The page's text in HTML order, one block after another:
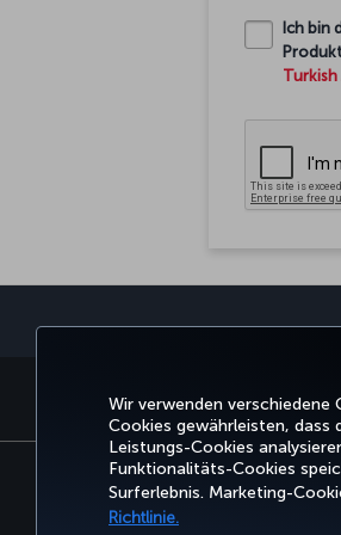
Wir verwenden
Cookies gewährleisten, dass
Leistungs-Cookies
Funktionalitäts-Cookies
Surferlebnis. Marketing-
Richtlinie.
Ich bin
Turkish
BUCHEN UND
Barrierefreiheit